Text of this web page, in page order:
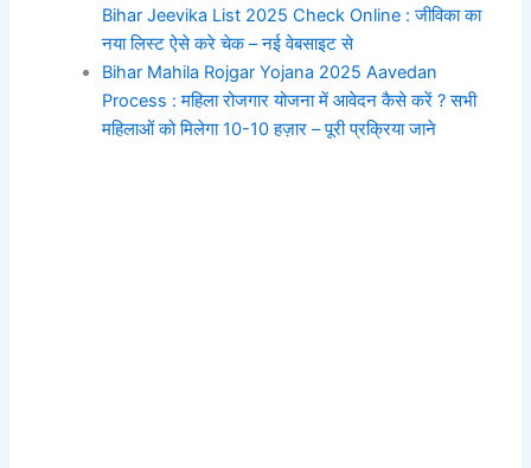
Bihar Jeevika List 2025 Check Online : जीविका का
नया लिस्ट ऐसे करे चेक – नई वेबसाइट से
Bihar Mahila Rojgar Yojana 2025 Aavedan
Process : महिला रोजगार योजना में आवेदन कैसे करें ? सभी
महिलाओं को मिलेगा 10-10 हज़ार – पूरी प्रक्रिया जाने